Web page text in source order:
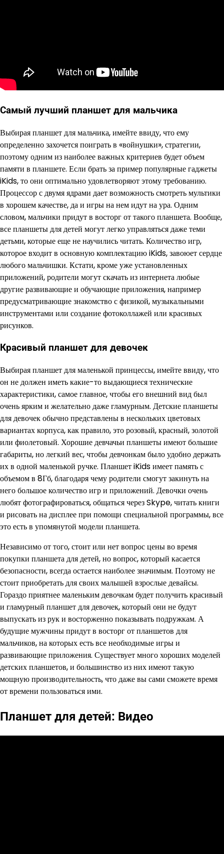
Самый лучший планшет для мальчика
Выбирая планшет для мальчика, имейте ввиду, что ему
определенно захочется поиграть в «войнушки», стратегии,
поэтому одним из наиболее важных критериев будет объем
памяти в планшете. Если брать за пример популярные гаджеты
iKids, то они оптимально удовлетворяют этому требованию.
Процессор с двумя ядрами дает возможность смотреть мультики
в хорошем качестве, да и игры на нем идут на ура. Одним
словом, мальчики придут в восторг от такого планшета. Вообще,
все планшеты для детей могут легко управляться даже теми
детьми, которые еще не научились читать. Количество игр,
которое входит в основную комплектацию iKids, завоюет сердце
любого мальчишки. Кстати, кроме уже установленных
приложений, родители могут скачать из интернета любые
другие развивающие и обучающие приложения, например
предусматривающие знакомство с физикой, музыкальными
инструментами или создание фотоколлажей или красивых
рисунков.
Красивый планшет для девочек
Выбирая планшет для маленькой принцессы, имейте ввиду, что
он не должен иметь какие-то выдающиеся технические
характеристики, самое главное, чтобы его внешний вид был
очень ярким и желательно даже гламурным. Детские планшеты
для девочек обычно представлены в нескольких цветовых
вариантах корпуса, как правило, это розовый, красный, золотой
или фиолетовый. Хорошие девчачьи планшеты имеют большие
габариты, но легкий вес, чтобы девчонкам было удобно держать
их в одной маленькой ручке. Планшет iKids имеет память с
объемом в 8Гб, благодаря чему родители смогут закинуть на
него большое количество игр и приложений. Девочки очень
любят фотографироваться, общаться через Skype, читать книги
и рисовать на дисплее при помощи специальной программы, все
это есть в упомянутой модели планшета.
Независимо от того, стоит или нет вопрос цены во время
покупки планшета для детей, но вопрос, который касается
безопасности, всегда остается наиболее значимым. Поэтому не
стоит приобретать для своих малышей взрослые девайсы.
Гораздо приятнее маленьким девочкам будет получить красивый
и гламурный планшет для девочек, который они не будут
выпускать из рук и восторженно показывать подружкам. А
будущие мужчины придут в восторг от планшетов для
мальчиков, на которых есть все необходимые игры и
развивающие приложения. Существует много хороших моделей
детских планшетов, и большинство из них имеют такую
мощную производительность, что даже вы сами сможете время
от времени пользоваться ими.
Планшет для детей: Видео